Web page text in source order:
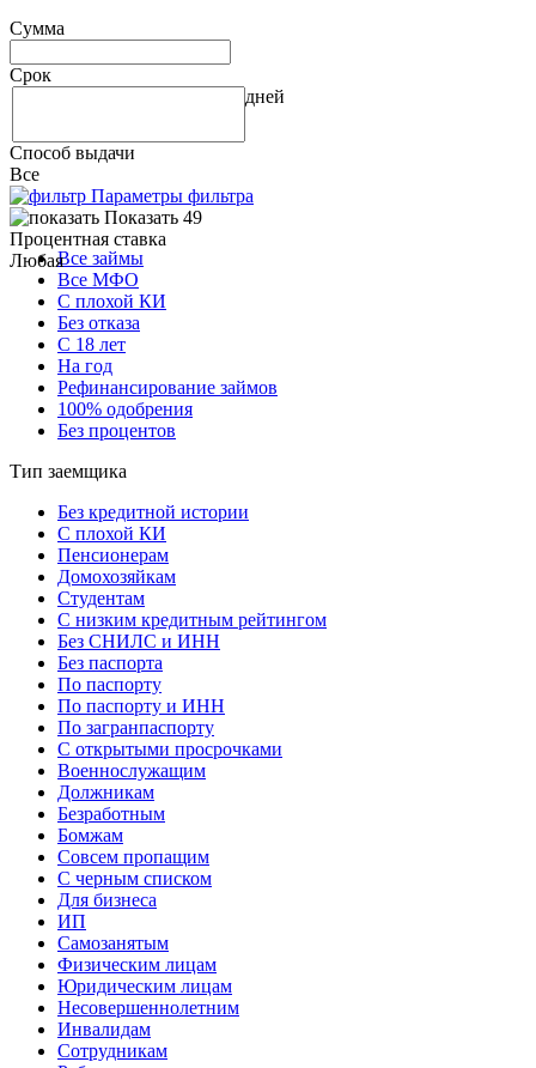
Сумма
Срок
дней
Способ выдачи
Все
Параметры фильтра
Показать 49
Процентная ставка
ЛюбаяВсе займы
Все МФО
С плохой КИ
Без отказа
С 18 лет
На год
Рефинансирование займов
100% одобрения
Без процентов
Тип заемщика
Без кредитной истории
С плохой КИ
Пенсионерам
Домохозяйкам
Студентам
С низким кредитным рейтингом
Без СНИЛС и ИНН
Без паспорта
По паспорту
По паспорту и ИНН
По загранпаспорту
С открытыми просрочками
Военнослужащим
Должникам
Безработным
Бомжам
Совсем пропащим
С черным списком
Для бизнеса
ИП
Самозанятым
Физическим лицам
Юридическим лицам
Несовершеннолетним
Инвалидам
Сотрудникам